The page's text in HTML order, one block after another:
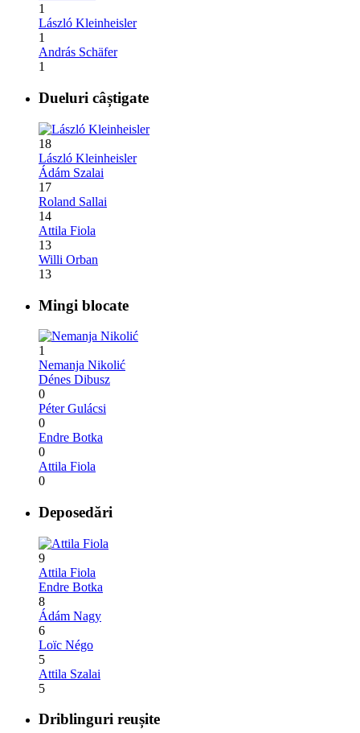
1
László Kleinheisler
1
András Schäfer
1
Dueluri câștigate
18
László Kleinheisler
Ádám Szalai
17
Roland Sallai
14
Attila Fiola
13
Willi Orban
13
Mingi blocate
1
Nemanja Nikolić
Dénes Dibusz
0
Péter Gulácsi
0
Endre Botka
0
Attila Fiola
0
Deposedări
9
Attila Fiola
Endre Botka
8
Ádám Nagy
6
Loïc Négo
5
Attila Szalai
5
Driblinguri reușite